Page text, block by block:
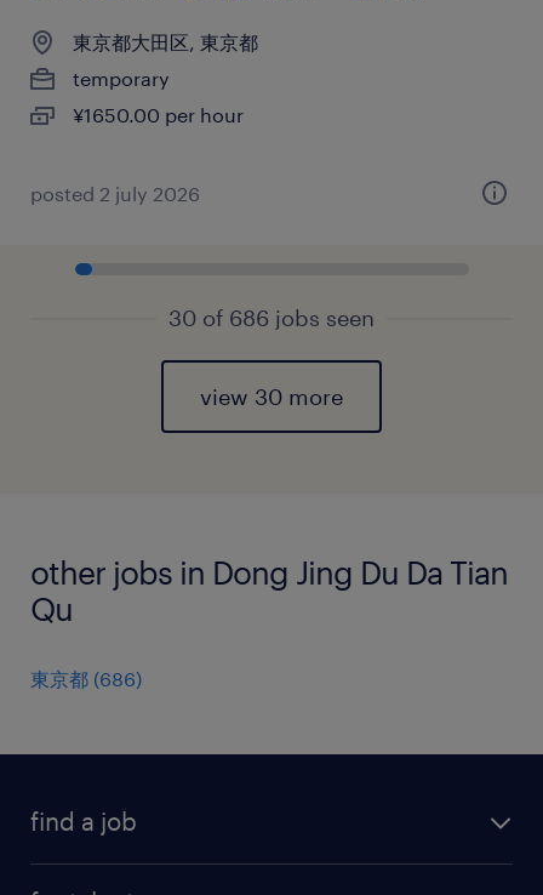
東京都大田区, 東京都
temporary
¥1650.00 per hour
posted 2 july 2026
30 of 686 jobs seen
view 30 more
other jobs in Dong Jing Du Da Tian
Qu
東京都 (686)
find a job